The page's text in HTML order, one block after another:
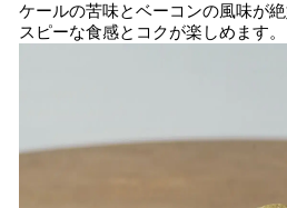
ケールの苦味とベーコンの風味が
スピーな食感とコクが楽しめます。